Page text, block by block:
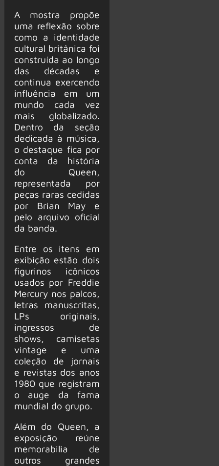
A mostra propõe
uma reflexão sobre
como a identidade
cultural britânica foi
construída ao longo
das décadas e
continua exercendo
influência em um
mundo cada vez
mais globalizado.
Dentro da seção
dedicada à música,
o destaque fica por
conta da história
do Queen,
representada por
peças raras cedidas
por Brian May e
pelo arquivo oficial
da banda.
Entre os itens em
exibição estão dois
figurinos icônicos
usados por Freddie
Mercury nos palcos,
letras manuscritas,
LPs originais,
ingressos de
shows, camisetas
vintage e uma
coleção de jornais
e revistas dos anos
1980 que registram
o auge da fama
mundial do grupo.
Além do Queen, a
exposição reúne
memorabilia de
outros grandes